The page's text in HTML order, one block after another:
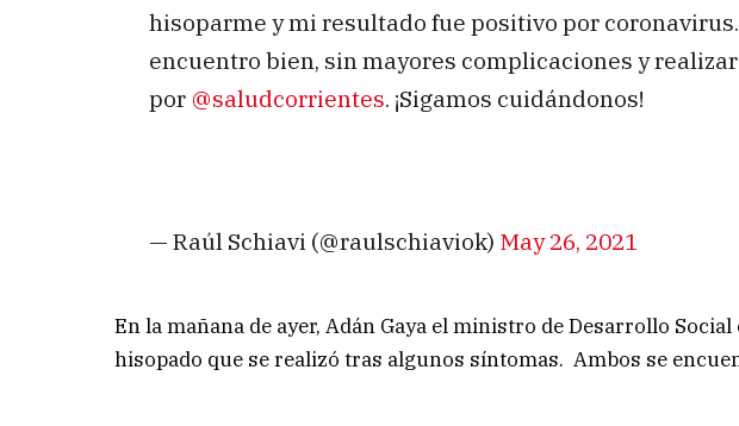
hisoparme y mi resultado fue positivo por
encuentro bien, sin mayores complicaciones y
por @saludcorrientes. ¡Sigamos cuidándonos!
— Raúl Schiavi (@raulschiaviok) May 26, 2021
En la mañana de ayer, Adán Gaya el ministro de Desarrollo
hisopado que se realizó tras algunos síntomas. Ambos se